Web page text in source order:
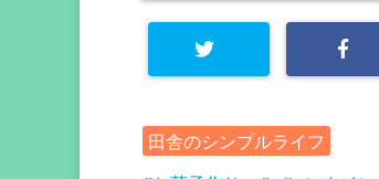
田舎のシンプルライフ